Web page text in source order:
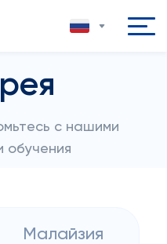
с нашими
обучения
Малайзия